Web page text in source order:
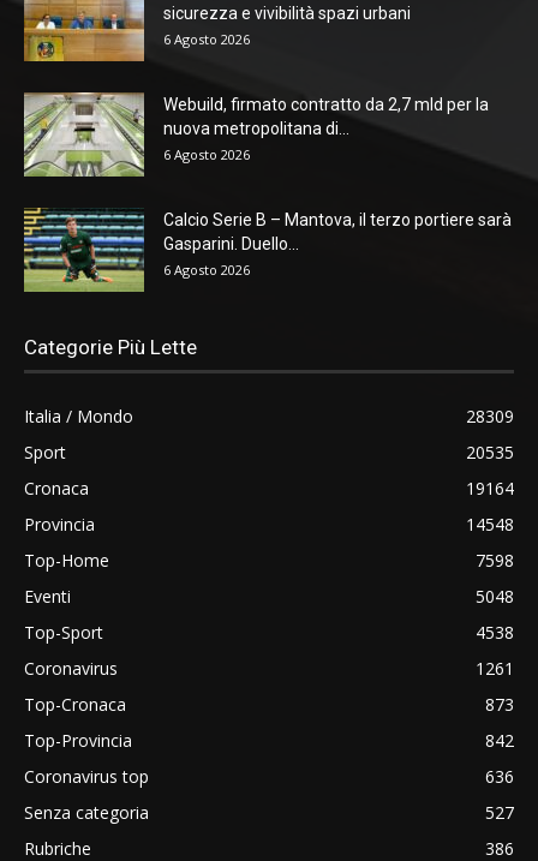
sicurezza e vivibilità spazi urbani
6 Agosto 2026
Webuild, firmato contratto da 2,7 mld per la
nuova metropolitana di...
6 Agosto 2026
Calcio Serie B – Mantova, il terzo portiere sarà
Gasparini. Duello...
6 Agosto 2026
Categorie Più Lette
Italia / Mondo
28309
Sport
20535
Cronaca
19164
Provincia
14548
Top-Home
7598
Eventi
5048
Top-Sport
4538
Coronavirus
1261
Top-Cronaca
873
Top-Provincia
842
Coronavirus top
636
Senza categoria
527
Rubriche
386